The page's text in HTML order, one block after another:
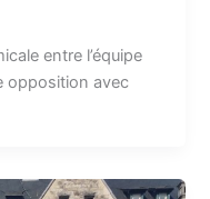
entre l’équipe
opposition avec